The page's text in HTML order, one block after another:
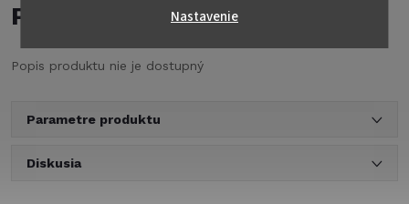
Nastavenie
Podrobný popis
Popis produktu nie je dostupný
Parametre produktu
Diskusia